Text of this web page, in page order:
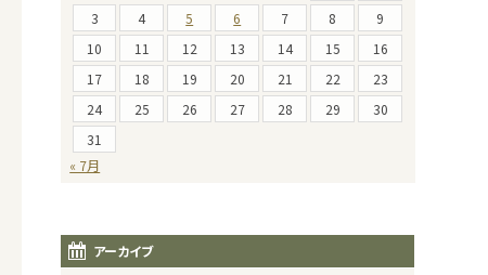
3
4 5 6 7 8
9
10
11 12 13 14 15
16
17
18 19 20 21 22
23
24
25 26 27 28 29
30
31
« 7月
アーカイブ